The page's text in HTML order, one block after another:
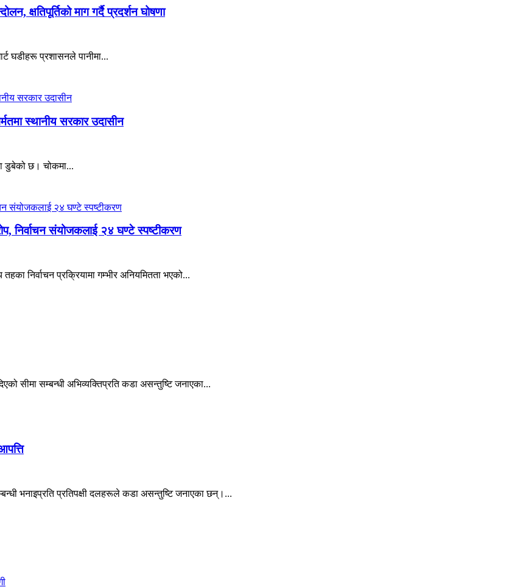
क्षतिपूर्तिको माग गर्दै प्रदर्शन घोषणा
घडीहरू प्रशासनले पानीमा...
स्थानीय सरकार उदासीन
डुबेको छ। चोकमा...
निर्वाचन संयोजकलाई २४ घण्टे स्पष्टीकरण
तहका निर्वाचन प्रक्रियामा गम्भीर अनियमितता भएको...
सीमा सम्बन्धी अभिव्यक्तिप्रति कडा असन्तुष्टि जनाएका...
भनाइप्रति प्रतिपक्षी दलहरूले कडा असन्तुष्टि जनाएका छन्।...